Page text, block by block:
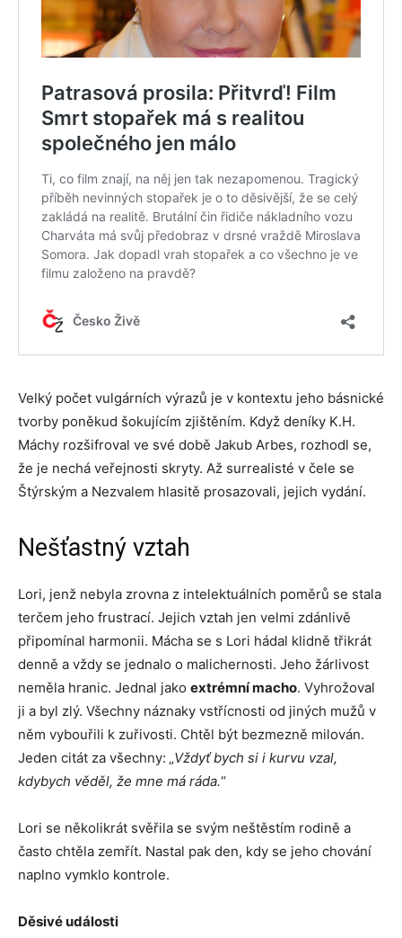
Velký počet vulgárních výrazů je v kontextu jeho básnické
tvorby poněkud šokujícím zjištěním. Když deníky K.H.
Máchy rozšifroval ve své době Jakub Arbes, rozhodl se,
že je nechá veřejnosti skryty. Až surrealisté v čele se
Štýrským a Nezvalem hlasitě prosazovali, jejich vydání.
Nešťastný vztah
Lori, jenž nebyla zrovna z intelektuálních poměrů se stala
terčem jeho frustrací. Jejich vztah jen velmi zdánlivě
připomínal harmonii. Mácha se s Lori hádal klidně třikrát
denně a vždy se jednalo o malichernosti. Jeho žárlivost
neměla hranic. Jednal jako extrémní macho. Vyhrožoval
ji a byl zlý. Všechny náznaky vstřícnosti od jiných mužů v
něm vybouřili k zuřivosti. Chtěl být bezmezně milován.
Jeden citát za všechny: „Vždyť bych si i kurvu vzal,
kdybych věděl, že mne má ráda.“
Lori se několikrát svěřila se svým neštěstím rodině a
často chtěla zemřít. Nastal pak den, kdy se jeho chování
naplno vymklo kontrole.
Děsivé události